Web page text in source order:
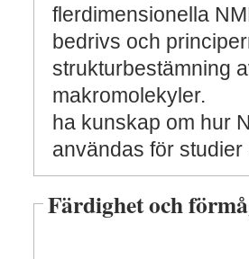
flerdimensionella
bedrivs och
strukturbestämning
makromolekyler.
ha kunskap om hur
användas för studier
Färdighet och